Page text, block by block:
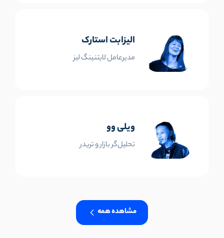
الیزابت استارک
مدیرعامل لایتنینگ لبز
ویلی وو
تحلیل‌گر بازار و تریدر
مشاهده همه